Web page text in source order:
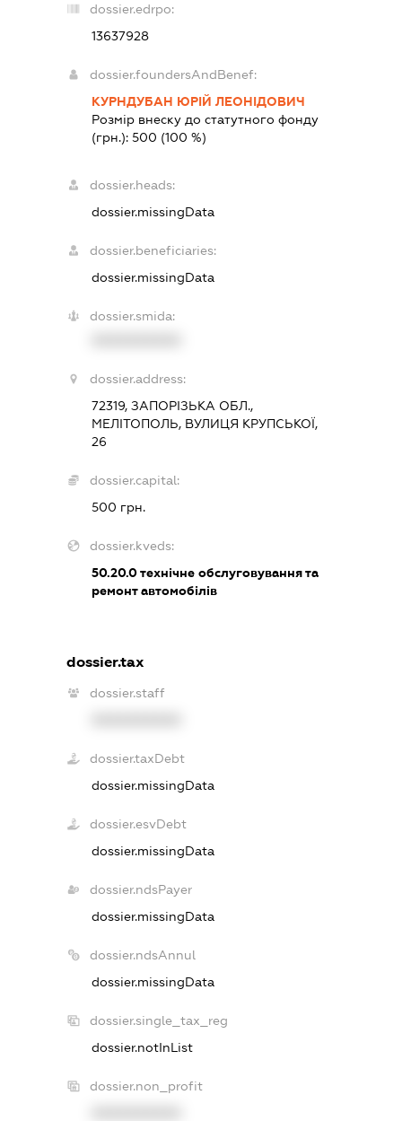
dossier.edrpo:
13637928
dossier.foundersAndBenef:
КУРНДУБАН ЮРІЙ ЛЕОНІДОВИЧ
Розмір внеску до статутного фонду
(грн.):500 (100 %)
dossier.heads:
dossier.missingData
dossier.beneficiaries:
dossier.missingData
dossier.smida:
dossier.address:
72319, ЗАПОРІЗЬКА ОБЛ.,
МЕЛІТОПОЛЬ, ВУЛИЦЯ КРУПСЬКОЇ,
26
dossier.capital:
500 грн.
dossier.kveds:
50.20.0технічне обслуговування та
ремонт автомобілів
dossier.tax
dossier.staff
dossier.taxDebt
dossier.missingData
dossier.esvDebt
dossier.missingData
dossier.ndsPayer
dossier.missingData
dossier.ndsAnnul
dossier.missingData
dossier.single_tax_reg
dossier.notInList
dossier.non_profit